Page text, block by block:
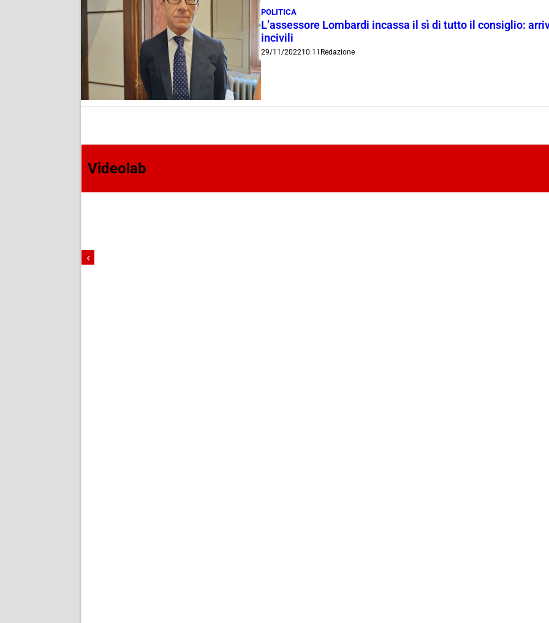
POLITICA
L’assessore Lombardi incassa il sì di tutto il consiglio:
incivili
29/11/202210:11 Redazione
Videolab
‹